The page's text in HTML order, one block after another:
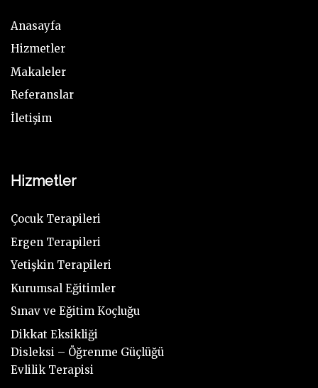
Anasayfa
Hizmetler
Makaleler
Referanslar
İletişim
Hizmetler
Çocuk Terapileri
Ergen Terapileri
Yetişkin Terapileri
Kurumsal Eğitimler
Sınav ve Eğitim Koçluğu
Dikkat Eksikliği
Disleksi – Öğrenme Güçlüğü
Evlilik Terapisi